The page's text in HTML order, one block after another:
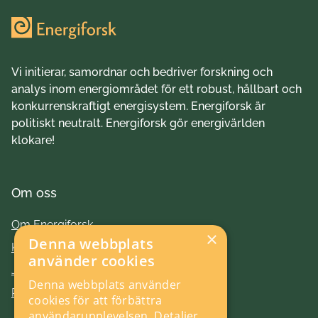
Vi initierar, samordnar och bedriver forskning och
analys inom energiområdet för ett robust, hållbart och
konkurrenskraftigt energisystem. Energiforsk är
politiskt neutralt. Energiforsk gör energivärlden
klokare!
Om oss
Om Energiforsk
Kontakt
Jobba hos oss
Press
×
Denna webbplats
använder cookies
Denna webbplats använder
cookies för att förbättra